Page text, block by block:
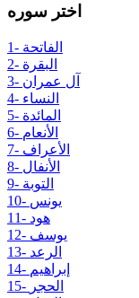
اختر سوره
1- الفاتحة
2- البقرة
3- آل عمران
4- النساء
5- المائدة
6- الأنعام
7- الأعراف
8- الأنفال
9- التوبة
10- يونس
11- هود
12- يوسف
13- الرعد
14- إبراهيم
15- الحجر